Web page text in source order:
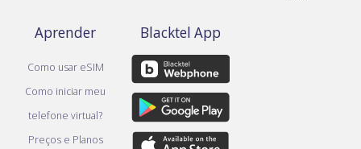
Aprender
Como usar eSIM
Como iniciar meu
telefone virtual?
Preços e Planos
Blacktel App